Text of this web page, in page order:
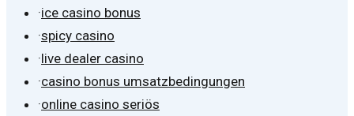
·ice casino bonus
·spicy casino
·live dealer casino
·casino bonus umsatzbedingungen
·online casino seriös